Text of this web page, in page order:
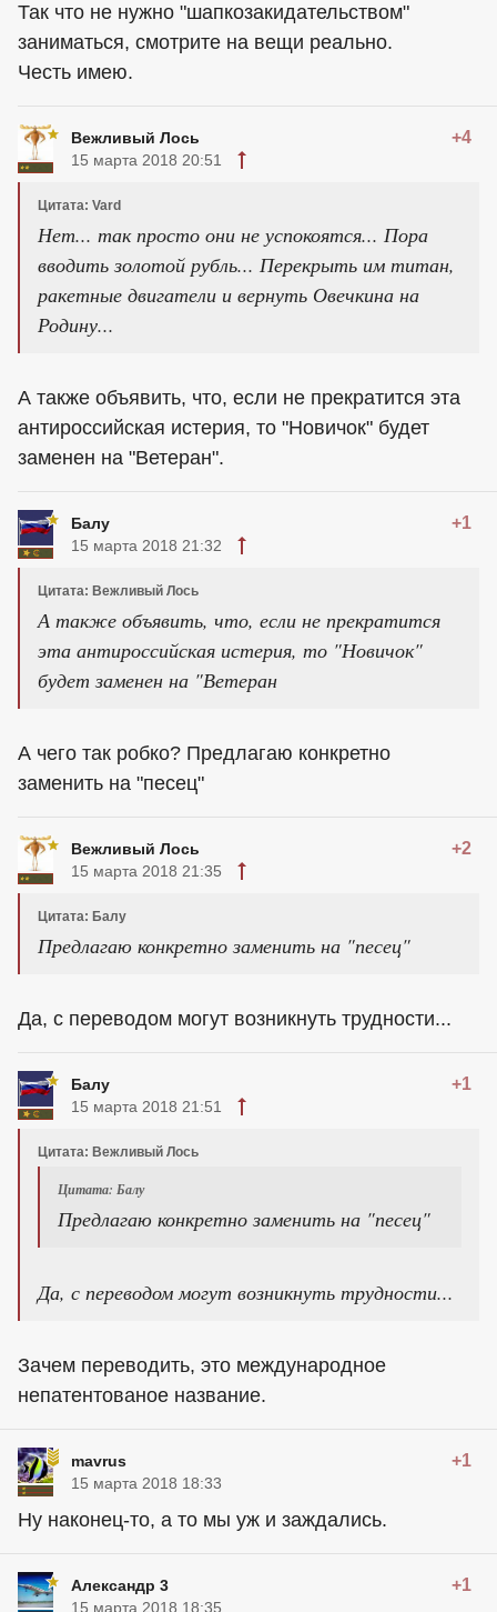
Так что не нужно "шапкозакидательством"
заниматься, смотрите на вещи реально.
Честь имею.
Вежливый Лось +4
15 марта 2018 20:51
Цитата: Vard
Нет... так просто они не успокоятся... Пора
вводить золотой рубль... Перекрыть им титан,
ракетные двигатели и вернуть Овечкина на
Родину...
А также объявить, что, если не прекратится эта
антироссийская истерия, то "Новичок" будет
заменен на "Ветеран".
Балу +1
15 марта 2018 21:32
Цитата: Вежливый Лось
А также объявить, что, если не прекратится
эта антироссийская истерия, то "Новичок"
будет заменен на "Ветеран
А чего так робко? Предлагаю конкретно
заменить на "песец"
Вежливый Лось +2
15 марта 2018 21:35
Цитата: Балу
Предлагаю конкретно заменить на "песец"
Да, с переводом могут возникнуть трудности...
Балу +1
15 марта 2018 21:51
Цитата: Вежливый Лось
Цитата: Балу
Предлагаю конкретно заменить на "песец"
Да, с переводом могут возникнуть трудности...
Зачем переводить, это международное
непатентованое название.
mavrus +1
15 марта 2018 18:33
Ну наконец-то, а то мы уж и заждались.
Александр 3 +1
15 марта 2018 18:35